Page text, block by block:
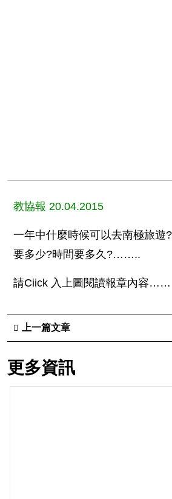
教協報 20.04.2015
一年中什麼時候可以去南極旅遊
要多少?時間要多久?……..
請Ciick 入上圖閱讀報章內容……
上一篇文章
更多資訊